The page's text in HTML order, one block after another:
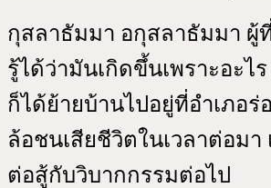
กุสลาธัมมา อกุสลาธัมมา ผู้
รู้ได้ว่ามันเกิดขึ้นเพราะอะไ
ก็ได้ย้ายบ้านไปอยู่ที่อำเภอ
ล้อชนเสียชีวิตในเวลาต่อม
ต่อสู้กับวิบากกรรมต่อไป